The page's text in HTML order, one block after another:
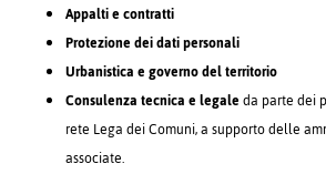
Appalti e contratti
Protezione dei dati personali
Urbanistica e governo del territorio
Consulenza tecnica e legaleda parte dei
rete Lega dei Comuni, a supporto delle
associate.